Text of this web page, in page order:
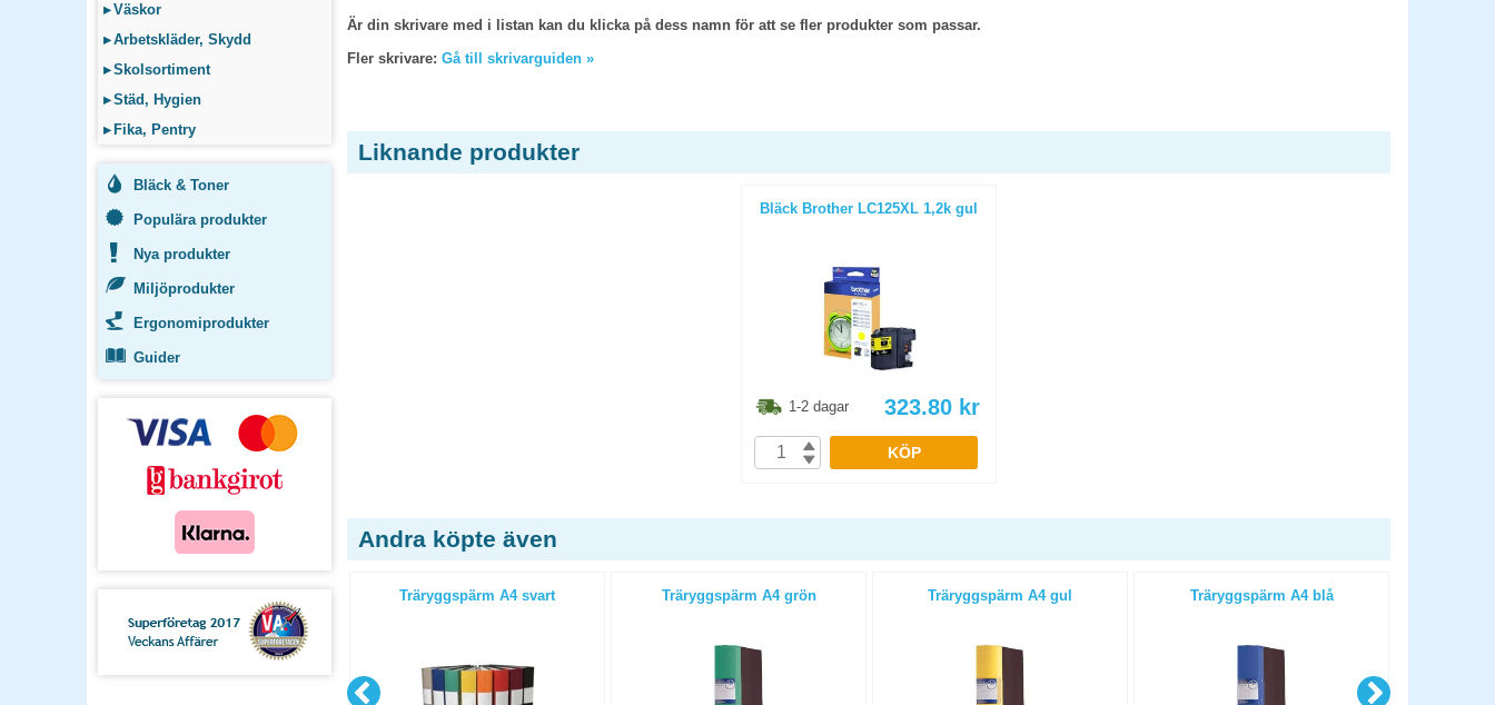
▸Väskor
▸Arbetskläder, Skydd
▸Skolsortiment
▸Städ, Hygien
▸ Fika, Pentry
Bläck & Toner
Populära produkter
Nya produkter
Miljöprodukter
Ergonomiprodukter
Guider
Är din skrivare med i listan kan du klicka på dess namn för att se fler produkter som passar.
Fler skrivare: Gå till skrivarguiden »
Liknande produkter
Bläck Brother LC125XL 1,2k gul
1-2 dagar 323.80 kr
KÖP
Andra köpte även
80mm svart
Träryggspärm A4 svart Träryggspärm A4 grön Träryggspärm A4 gul Träryggspärm A4 blå